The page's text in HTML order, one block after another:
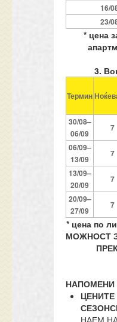
16/0
23/0
* цена
3.
Термин
30/08–
06/09
7
06/09–
13/09
7
13/09–
20/09
7
20/09–
27/09
7
* цена по
МОЖНОСТ
НАПОМЕНИ
ЦЕНИТЕ
НАЕМ